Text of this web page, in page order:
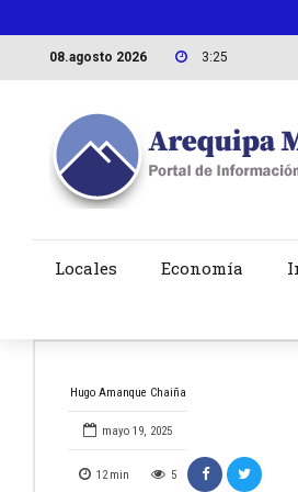
08.agosto 2026 3:25
Locales Economía
Hugo Amanque Chaiña
mayo 19, 2025
12 min 5